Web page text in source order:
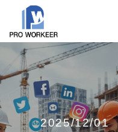
2025/12/01